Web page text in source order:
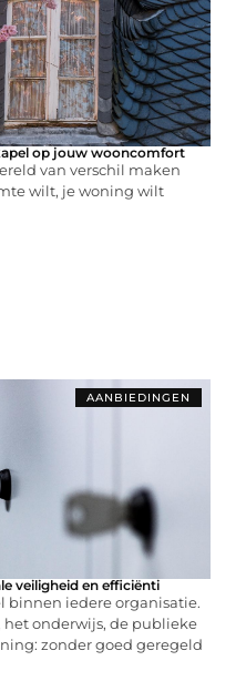
op jouw wooncomfort
van verschil maken
wilt, je woning wilt
AANBIEDINGEN
veiligheid en efficiënti
binnen iedere organisatie.
het onderwijs, de publieke
zonder goed geregeld